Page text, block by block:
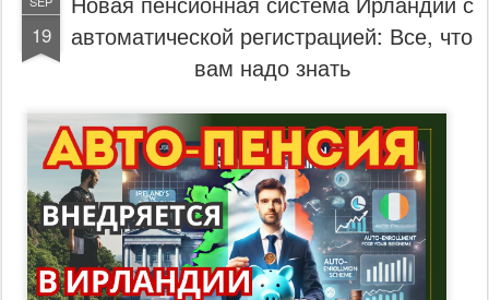
19
автоматической регистрацией: Все, что
вам надо знать